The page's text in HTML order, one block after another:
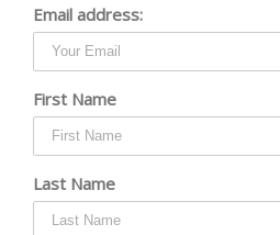
Email address:
First Name
Last Name